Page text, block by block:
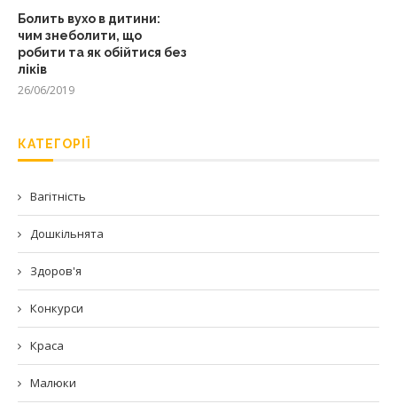
Болить вухо в дитини:
чим знеболити, що
робити та як обійтися без
ліків
26/06/2019
КАТЕГОРІЇ
Вагітність
Дошкільнята
Здоров'я
Конкурси
Краса
Малюки